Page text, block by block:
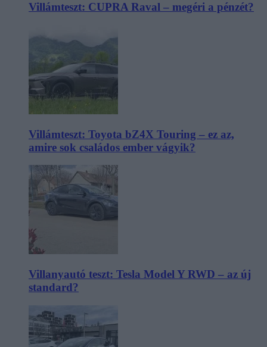
Villámteszt: CUPRA Raval – megéri a pénzét?
Villámteszt: Toyota bZ4X Touring – ez az,
amire sok családos ember vágyik?
Villanyautó teszt: Tesla Model Y RWD – az új
standard?